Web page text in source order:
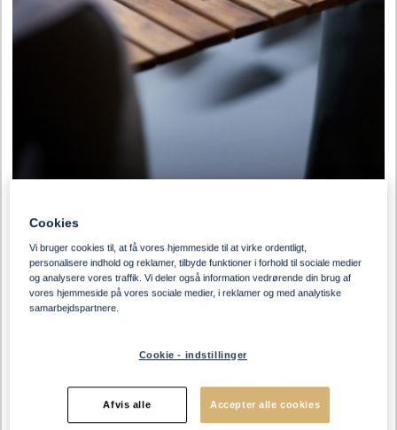
55 min
Pretzel Style Burgerbolle med
pankopaneret knoldselleri
SNACKS OG MELLEMMÅLTID
Cookies
Vi bruger cookies til, at få vores hjemmeside til at virke ordentligt,
personalisere indhold og reklamer, tilbyde funktioner i forhold til sociale medier
og analysere vores traffik. Vi deler også information vedrørende din brug af
vores hjemmeside på vores sociale medier, i reklamer og med analytiske
samarbejdspartnere.
Cookie - indstillinger
Afvis alle Accepter alle cookies